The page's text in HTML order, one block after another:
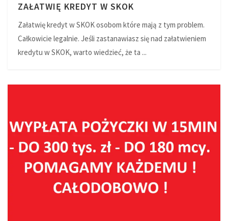
ZAŁATWIĘ KREDYT W SKOK
Załatwię kredyt w SKOK osobom które mają z tym problem.
Całkowicie legalnie. Jeśli zastanawiasz się nad załatwieniem
kredytu w SKOK, warto wiedzieć, że ta ...